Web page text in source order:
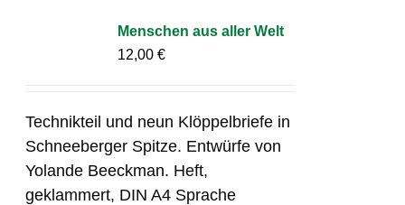
Menschen aus aller Welt
12,00€
Technikteil und neun Klöppelbriefe in
Schneeberger Spitze. Entwürfe von
Yolande Beeckman. Heft,
geklammert, DIN A4 Sprache